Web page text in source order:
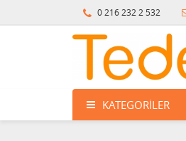
0 216 232 2 532
KATEGORILER